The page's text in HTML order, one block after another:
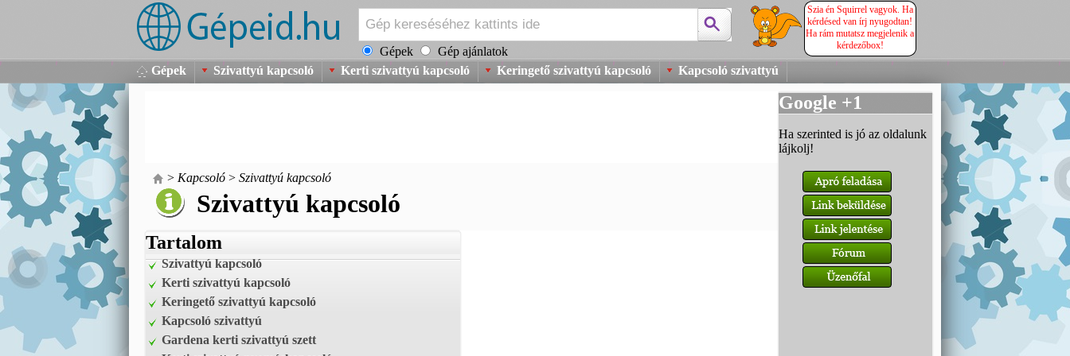
Gépek Gép ajánlatok
Szia én Squirrel vagyok. Ha
kérdésed van írj nyugodtan!
Ha rám mutatsz megjelenik a
kérdezőbox!
Gépek Szivattyú kapcsoló Kerti szivattyú kapcsoló Keringető szivattyú kapcsoló Kapcsoló szivattyú
> Kapcsoló > Szivattyú kapcsoló
Szivattyú kapcsoló
Tartalom
Szivattyú kapcsoló
Kerti szivattyú kapcsoló
Keringető szivattyú kapcsoló
Kapcsoló szivattyú
Gardena kerti szivattyú szett
Google +1
Ha szerinted is jó az oldalunk
lájkolj!